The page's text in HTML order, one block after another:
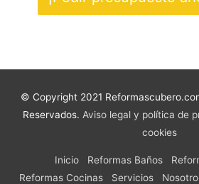
© Copyright 2021
Reservados. Aviso legal y política de
cookies
Inicio Reformas Baños
Reformas Cocinas
Servicios